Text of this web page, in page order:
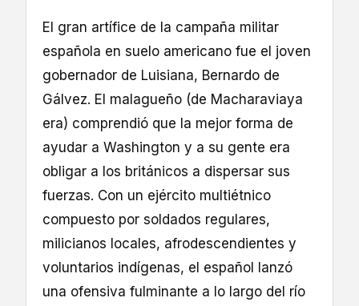
El gran artífice de la campaña militar
española en suelo americano fue el joven
gobernador de Luisiana, Bernardo de
Gálvez. El malagueño (de Macharaviaya
era) comprendió que la mejor forma de
ayudar a Washington y a su gente era
obligar a los británicos a dispersar sus
fuerzas. Con un ejército multiétnico
compuesto por soldados regulares,
milicianos locales, afrodescendientes y
voluntarios indígenas, el español lanzó
una ofensiva fulminante a lo largo del río